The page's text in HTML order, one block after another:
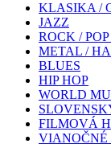
KLASIKA /
JAZZ
ROCK /
METAL /
BLUES
HIP HOP
WORLD
FILMOVÁ
VIANOČNÉ